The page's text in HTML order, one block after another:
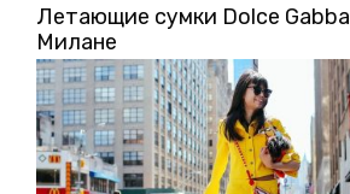
Летающие сумки Dolce
Милане